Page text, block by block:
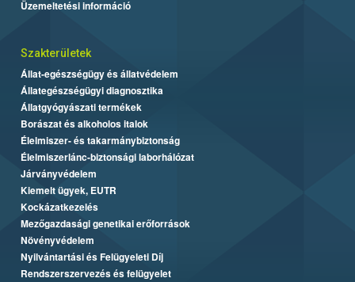
Üzemeltetési információ
Szakterületek
Állat-egészségügy és állatvédelem
Állategészségügyi diagnosztika
Állatgyógyászati termékek
Borászat és alkoholos italok
Élelmiszer- és takarmánybiztonság
Élelmiszerlánc-biztonsági laborhálózat
Járványvédelem
Kiemelt ügyek, EUTR
Kockázatkezelés
Mezőgazdasági genetikai erőforrások
Növényvédelem
Nyilvántartási és Felügyeleti Díj
Rendszerszervezés és felügyelet